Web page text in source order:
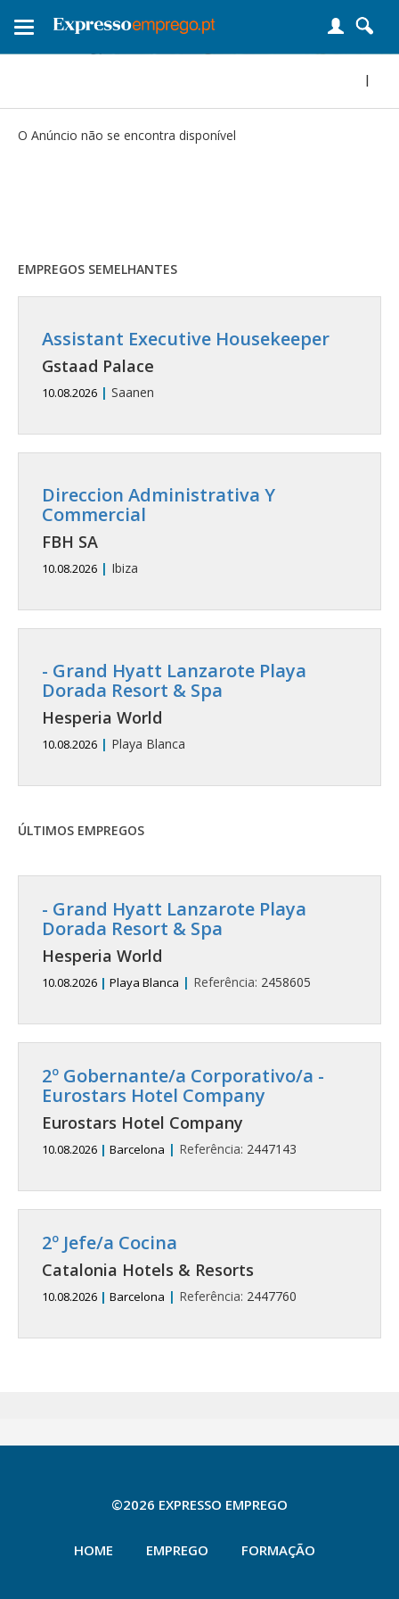
Toggle
|
O Anúncio não se encontra disponível
EMPREGOS SEMELHANTES
Assistant Executive Housekeeper
Gstaad Palace
10.08.2026 | Saanen
Direccion Administrativa Y
Commercial
FBH SA
10.08.2026 | Ibiza
- Grand Hyatt Lanzarote Playa
Dorada Resort & Spa
Hesperia World
10.08.2026 | Playa Blanca
ÚLTIMOS EMPREGOS
- Grand Hyatt Lanzarote Playa
Dorada Resort & Spa
Hesperia World
10.08.2026 | Playa Blanca | Referência: 2458605
2º Gobernante/a Corporativo/a -
Eurostars Hotel Company
Eurostars Hotel Company
10.08.2026 | Barcelona | Referência: 2447143
2º Jefe/a Cocina
Catalonia Hotels & Resorts
10.08.2026 | Barcelona | Referência: 2447760
©2026 EXPRESSO EMPREGO
HOME EMPREGO FORMAÇÃO